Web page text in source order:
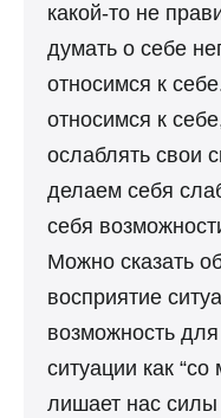
какой-то не
думать о себе
относимся к
относимся к
ослаблять свои
делаем себя
себя
Можно сказать
восприятие
возможность
ситуации как “со
лишает нас